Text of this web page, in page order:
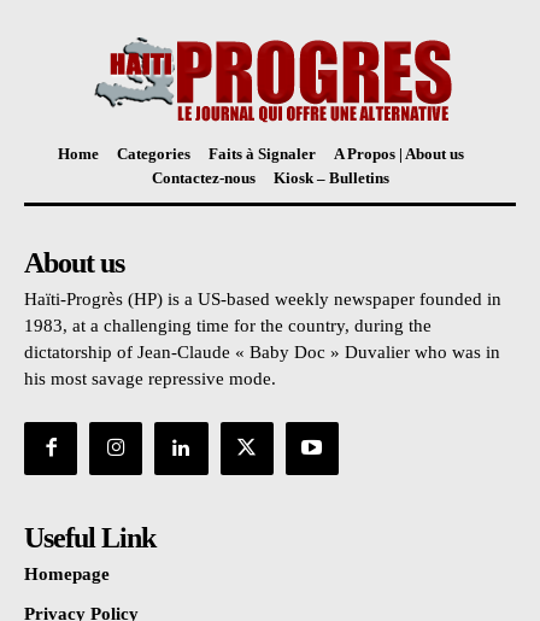
Home Categories Faits à Signaler
A Propos | About us
Contactez-nous
Kiosk – Bulletins
About us
Haïti-Progrès (HP) is a US-based weekly newspaper founded in
1983, at a challenging time for the country, during the
dictatorship of Jean-Claude « Baby Doc » Duvalier who was in
his most savage repressive mode.
Useful Link
Homepage
Privacy Policy